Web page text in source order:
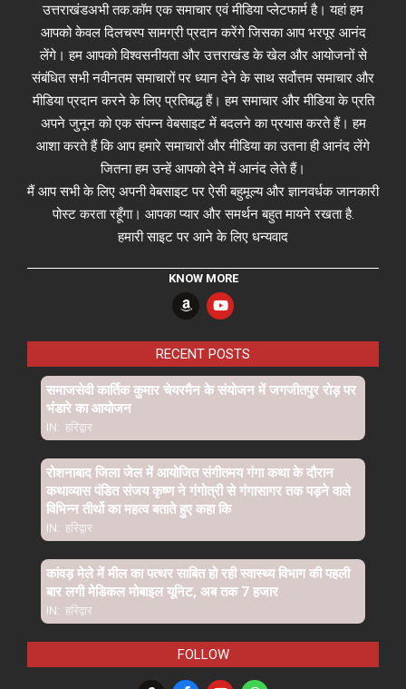
उत्तराखंडअभी तक.कॉम एक समाचार एवं मीडिया प्लेटफार्म है। यहां हम
आपको केवल दिलचस्प सामग्री प्रदान करेंगे जिसका आप भरपूर आनंद
लेंगे। हम आपको विश्वसनीयता और उत्तराखंड के खेल और आयोजनों से
संबंधित सभी नवीनतम समाचारों पर ध्यान देने के साथ सर्वोत्तम समाचार और
मीडिया प्रदान करने के लिए प्रतिबद्ध हैं। हम समाचार और मीडिया के प्रति
अपने जुनून को एक संपन्न वेबसाइट में बदलने का प्रयास करते हैं। हम
आशा करते हैं कि आप हमारे समाचारों और मीडिया का उतना ही आनंद लेंगे
जितना हम उन्हें आपको देने में आनंद लेते हैं।
मैं आप सभी के लिए अपनी वेबसाइट पर ऐसी बहुमूल्य और ज्ञानवर्धक जानकारी
पोस्ट करता रहूँगा। आपका प्यार और समर्थन बहुत मायने रखता है.
हमारी साइट पर आने के लिए धन्यवाद
KNOW MORE
RECENT POSTS
समाजसेवी कार्तिक कुमार चेयरमैन के संयोजन में जगजीतपुर रोड़ पर
भंडारे का आयोजन
IN: हरिद्वार
रोशनाबाद जिला जेल में आयोजित संगीतमय गंगा कथा के दौरान
कथाव्यास पंडित संजय कृष्ण ने गंगोत्री से गंगासागर तक पड़ने वाले
विभिन्न तीर्थो का महत्व बताते हुए कहा कि
IN: हरिद्वार
कांवड़ मेले में मील का पत्थर साबित हो रही स्वास्थ्य विभाग की पहली
बार लगी मेडिकल मोबाइल यूनिट, अब तक 7 हजार
IN: हरिद्वार
FOLLOW